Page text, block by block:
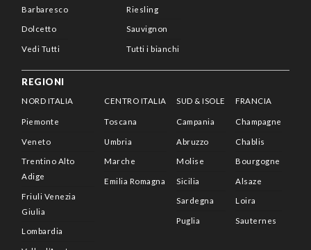
Barbaresco
Dolcetto
Vedi Tutti
Riesling
Sauvignon
Tutti i bianchi
REGIONI
NORD ITALIA
Piemonte
Veneto
Trentino Alto
Adige
Friuli Venezia
Giulia
Lombardia
CENTRO ITALIA
Toscana
Umbria
Marche
Emilia Romagna
SUD & ISOLE
Campania
Abruzzo
Molise
Sicilia
Sardegna
Puglia
FRANCIA
Champagne
Chablis
Bourgogne
Alsaze
Loira
Sauternes